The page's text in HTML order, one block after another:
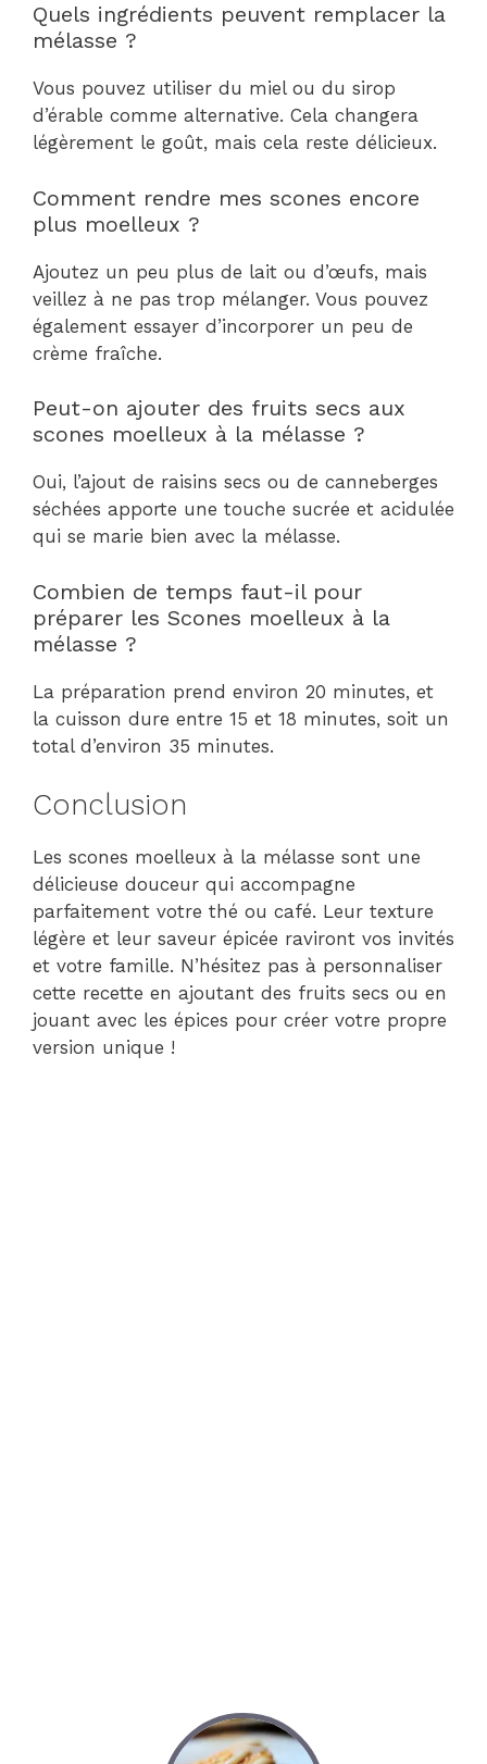
Quels ingrédients peuvent remplacer la
mélasse ?
Vous pouvez utiliser du miel ou du sirop
d’érable comme alternative. Cela changera
légèrement le goût, mais cela reste délicieux.
Comment rendre mes scones encore
plus moelleux ?
Ajoutez un peu plus de lait ou d’œufs, mais
veillez à ne pas trop mélanger. Vous pouvez
également essayer d’incorporer un peu de
crème fraîche.
Peut-on ajouter des fruits secs aux
scones moelleux à la mélasse ?
Oui, l’ajout de raisins secs ou de canneberges
séchées apporte une touche sucrée et acidulée
qui se marie bien avec la mélasse.
Combien de temps faut-il pour
préparer les Scones moelleux à la
mélasse ?
La préparation prend environ 20 minutes, et
la cuisson dure entre 15 et 18 minutes, soit un
total d’environ 35 minutes.
Conclusion
Les scones moelleux à la mélasse sont une
délicieuse douceur qui accompagne
parfaitement votre thé ou café. Leur texture
légère et leur saveur épicée raviront vos invités
et votre famille. N’hésitez pas à personnaliser
cette recette en ajoutant des fruits secs ou en
jouant avec les épices pour créer votre propre
version unique !